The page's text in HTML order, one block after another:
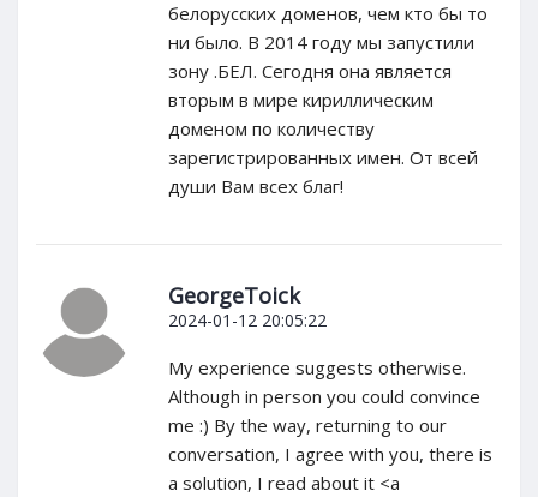
белорусских доменов, чем кто бы то
ни было. В 2014 году мы запустили
зону .БЕЛ. Сегодня она является
вторым в мире кириллическим
доменом по количеству
зарегистрированных имен. От всей
души Вам всех благ!
GeorgeToick
2024-01-12 20:05:22
My experience suggests otherwise.
Although in person you could convince
me :) By the way, returning to our
conversation, I agree with you, there is
a solution, I read about it <a